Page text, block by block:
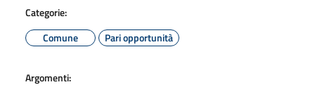
Categorie:
Comune
Pari opportunità
Argomenti: